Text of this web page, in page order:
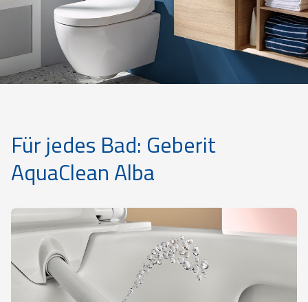
Für jedes Bad: Geberit
AquaClean Alba